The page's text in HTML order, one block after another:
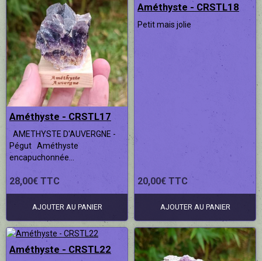
Améthyste - CRSTL17
AMETHYSTE D'AUVERGNE -
Pégut Améthyste
encapuchonnée...
28,00€ TTC
AJOUTER AU PANIER
Améthyste - CRSTL18
Petit mais jolie
20,00€ TTC
AJOUTER AU PANIER
Améthyste - CRSTL22